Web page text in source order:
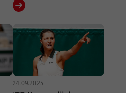
24.09.2025